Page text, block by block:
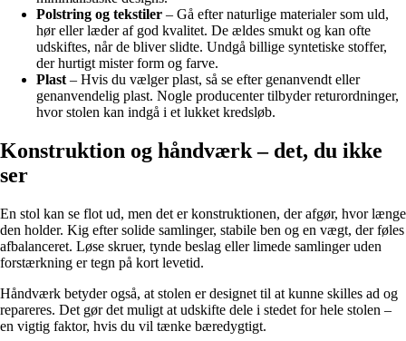
Polstring og tekstiler – Gå efter naturlige materialer som uld,
hør eller læder af god kvalitet. De ældes smukt og kan ofte
udskiftes, når de bliver slidte. Undgå billige syntetiske stoffer,
der hurtigt mister form og farve.
Plast– Hvis du vælger plast, så se efter genanvendt eller
genanvendelig plast. Nogle producenter tilbyder returordninger,
hvor stolen kan indgå i et lukket kredsløb.
Konstruktion og håndværk – det, du ikke
ser
En stol kan se flot ud, men det er konstruktionen, der afgør, hvor længe
den holder. Kig efter solide samlinger, stabile ben og en vægt, der føles
afbalanceret. Løse skruer, tynde beslag eller limede samlinger uden
forstærkning er tegn på kort levetid.
Håndværk betyder også, at stolen er designet til at kunne skilles ad og
repareres. Det gør det muligt at udskifte dele i stedet for hele stolen –
en vigtig faktor, hvis du vil tænke bæredygtigt.